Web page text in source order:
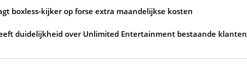
boxless-kijker op forse extra maandelijkse kosten
duidelijkheid over Unlimited Entertainment bestaande klanten